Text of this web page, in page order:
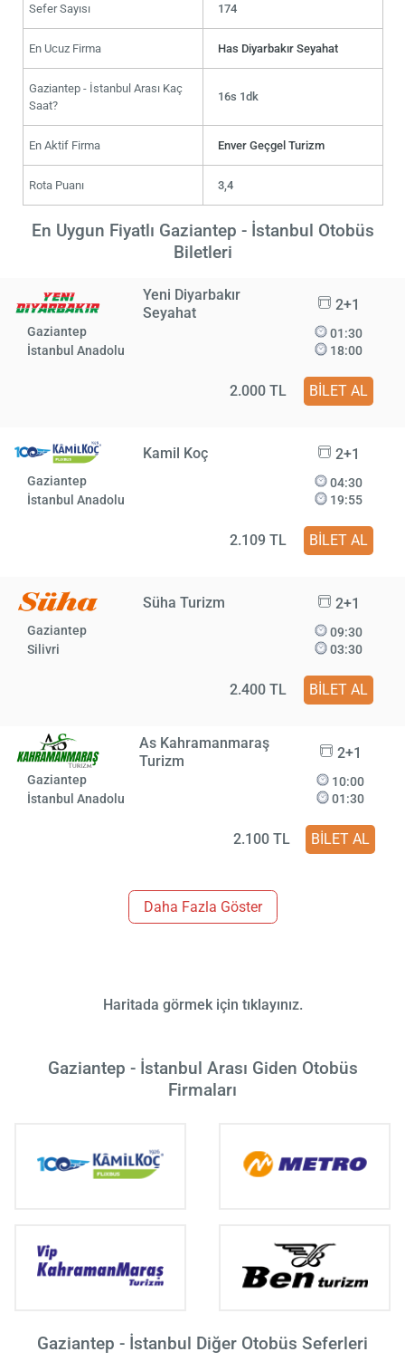
Sefer Sayısı 174
En Ucuz Firma Has Diyarbakır Seyahat
Gaziantep - İstanbul Arası Kaç
Saat?
16s 1dk
En Aktif Firma Enver Geçgel Turizm
Rota Puanı 3,4
En Uygun Fiyatlı Gaziantep - İstanbul Otobüs
Biletleri
Yeni Diyarbakır
Seyahat
2+1
Gaziantep
İstanbul Anadolu
01:30
18:00
2.000 TL BİLET AL
Kamil Koç 2+1
Gaziantep
İstanbul Anadolu
04:30
19:55
2.109 TL BİLET AL
Süha Turizm 2+1
Gaziantep
Silivri
09:30
03:30
2.400 TL BİLET AL
As Kahramanmaraş
Turizm
2+1
Gaziantep
İstanbul Anadolu
10:00
01:30
2.100 TL BİLET AL
Daha Fazla Göster
Haritada görmek için tıklayınız.
Gaziantep - İstanbul Arası Giden Otobüs
Firmaları
Gaziantep - İstanbul Diğer Otobüs Seferleri